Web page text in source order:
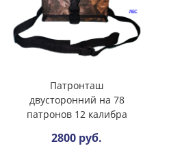
Патронташ
двусторонний на 78
патронов 12 калибра
2800 руб.